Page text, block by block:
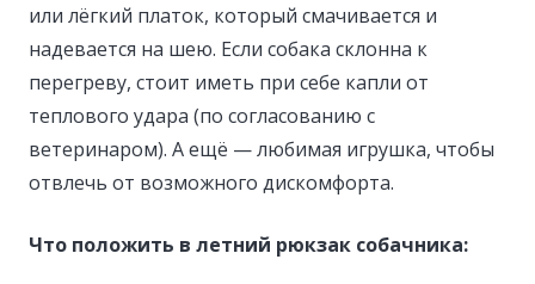
или лёгкий платок, который смачивается и
надевается на шею. Если собака склонна к
перегреву, стоит иметь при себе капли от
теплового удара (по согласованию с
ветеринаром). А ещё — любимая игрушка, чтобы
отвлечь от возможного дискомфорта.
Что положить в летний рюкзак собачника: